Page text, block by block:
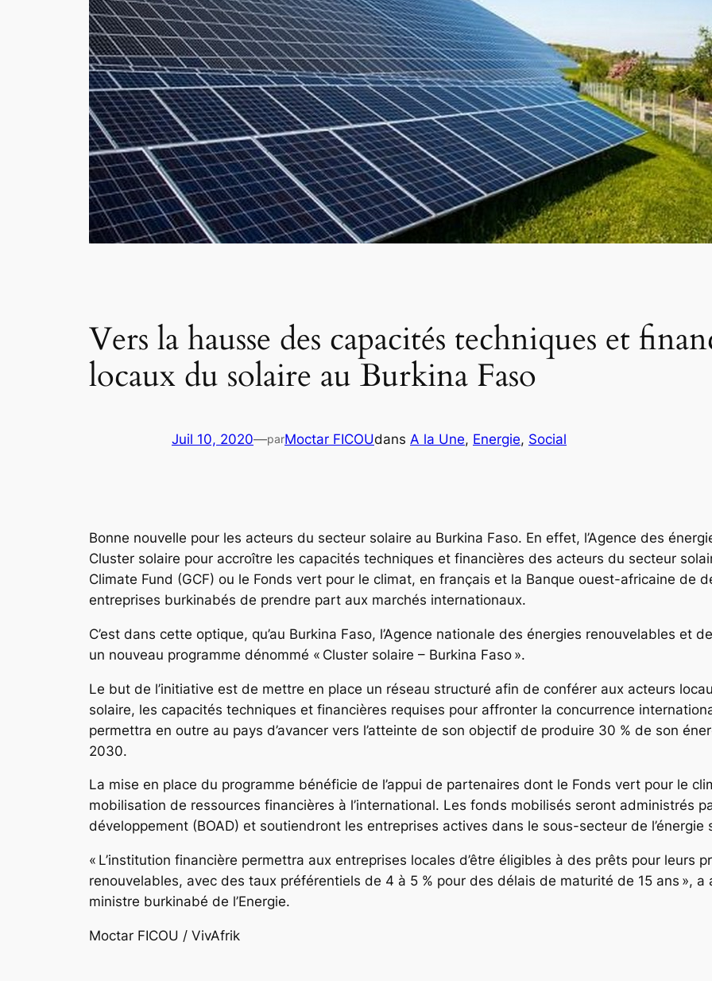
Vers la hausse des capacités techniques et
locaux du solaire au Burkina Faso
Juil 10, 2020—parMoctar FICOUdans A la Une, Energie, Social
Bonne nouvelle pour les acteurs du secteur solaire au Burkina Faso. En effet, l’Agence des
Cluster solaire pour accroître les capacités techniques et financières des acteurs du secteur
Climate Fund (GCF) ou le Fonds vert pour le climat, en français et la Banque ouest-africaine de
entreprises burkinabés de prendre part aux marchés internationaux.
C’est dans cette optique, qu’au Burkina Faso, l’Agence nationale des énergies renouvelables et
un nouveau programme dénommé « Cluster solaire – Burkina Faso ».
Le but de l’initiative est de mettre en place un réseau structuré afin de conférer aux acteurs
solaire, les capacités techniques et financières requises pour affronter la concurrence
permettra en outre au pays d’avancer vers l’atteinte de son objectif de produire 30 % de son
2030.
La mise en place du programme bénéficie de l’appui de partenaires dont le Fonds vert pour le
mobilisation de ressources financières à l’international. Les fonds mobilisés seront administrés
développement (BOAD) et soutiendront les entreprises actives dans le sous-secteur de l’énergie
« L’institution financière permettra aux entreprises locales d’être éligibles à des prêts pour leurs
renouvelables, avec des taux préférentiels de 4 à 5 % pour des délais de maturité de 15 ans »,
ministre burkinabé de l’Energie.
Moctar FICOU / VivAfrik